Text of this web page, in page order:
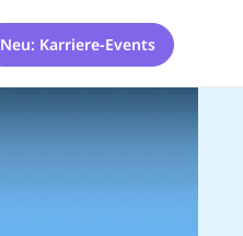
Neu: Karriere-Events